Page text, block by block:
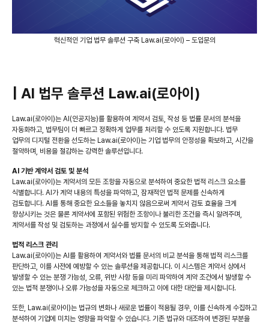
혁신적인 기업 법무 솔루션 구축 Law.ai(로아이) – 도입문의
| AI 법무 솔루션 Law.ai(로아이)
Law.ai(로아이)는 AI(인공지능)를 활용하여 계약서 검토, 작성 등 법률 문서의 분석을
자동화하고, 법무팀이 더 빠르고 정확하게 업무를 처리할 수 있도록 지원합니다. 법무
업무의 디지털 전환을 선도하는 Law.ai(로아이)는 기업 법무의 안정성을 확보하고, 시간을
절약하며, 비용을 절감하는 강력한 솔루션입니다.
AI 기반 계약서 검토 및 분석
Law.ai(로아이)는 계약서의 모든 조항을 자동으로 분석하여 중요한 법적 리스크 요소를
식별합니다. AI가 계약 내용의 특성을 파악하고, 잠재적인 법적 문제를 신속하게
검토합니다. AI를 통해 중요한 요소들을 놓치지 않음으로써 계약서 검토 효율을 크게
향상시키는 것은 물론 계약서에 포함된 위험한 조항이나 불리한 조건을 즉시 알려주며,
계약서를 작성 및 검토하는 과정에서 실수를 방지할 수 있도록 도와줍니다.
법적 리스크 관리
Law.ai(로아이)는 AI를 활용하여 계약서와 법률 문서의 비교 분석을 통해 법적 리스크를
판단하고, 이를 사전에 예방할 수 있는 솔루션을 제공합니다. 이 시스템은 계약서 상에서
발생할 수 있는 분쟁 가능성, 오류, 위반 사항 등을 미리 파악하여 계약 조건에서 발생할 수
있는 법적 분쟁이나 오류 가능성을 자동으로 체크하고 이에 대한 대안을 제시합니다.
또한, Law.ai(로아이)는 법규의 변화나 새로운 법률이 적용될 경우, 이를 신속하게 수집하고
분석하여 기업에 미치는 영향을 파악할 수 있습니다. 기존 법규와 대조하여 변경된 부분을